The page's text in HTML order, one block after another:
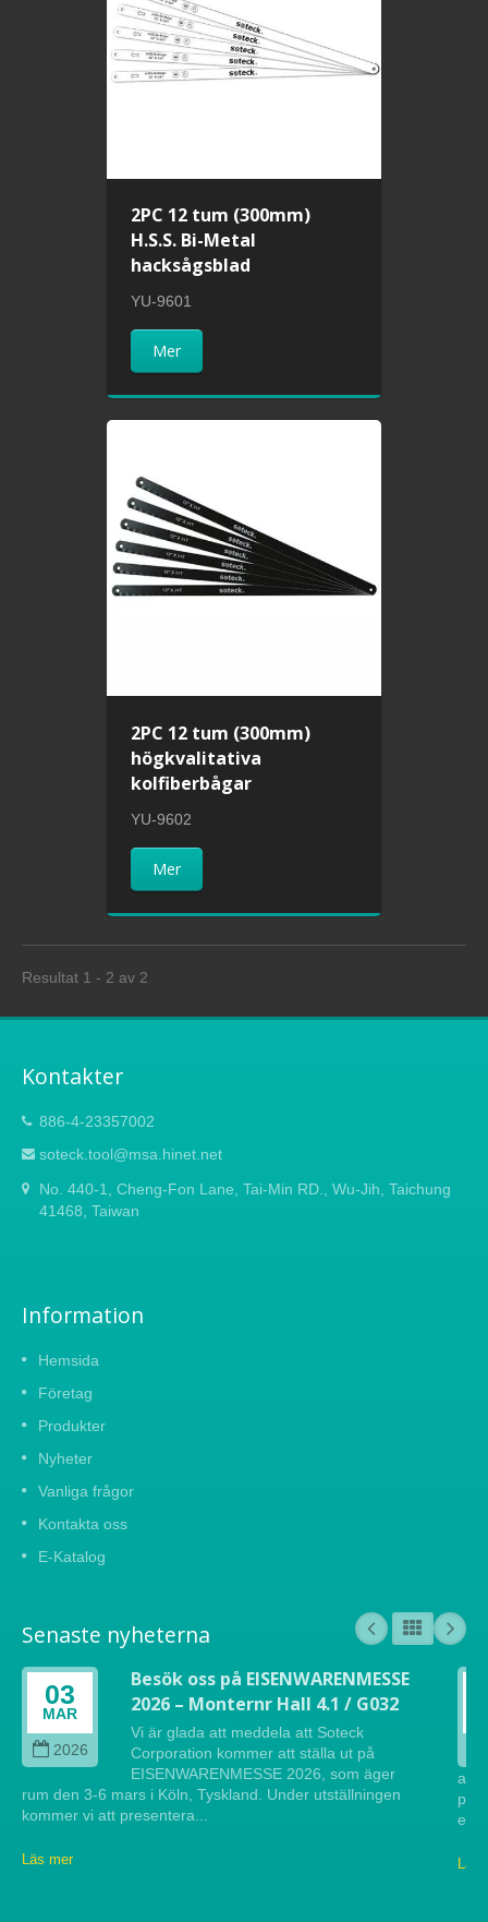
2PC 12 tum (300mm)
H.S.S. Bi-Metal
hacksågsblad
YU-9601
Mer
2PC 12 tum (300mm)
högkvalitativa
kolfiberbågar
YU-9602
Mer
Resultat 1 - 2 av 2
Kontakter
886-4-23357002
soteck.tool@msa.hinet.net
No. 440-1, Cheng-Fon Lane, Tai-Min RD., Wu-Jih, Taichung
41468, Taiwan
Information
Hemsida
Företag
Produkter
Nyheter
Vanliga frågor
Kontakta oss
E-Katalog
Senaste nyheterna
03
MAR
2026
Besök oss på EISENWARENMESSE
2026 – Monternr Hall 4.1 / G032
Vi är glada att meddela att Soteck
Corporation kommer att ställa ut på
EISENWARENMESSE 2026, som äger
rum den 3-6 mars i Köln, Tyskland. Under utställningen
kommer vi att presentera...
Läs mer
att
Läs